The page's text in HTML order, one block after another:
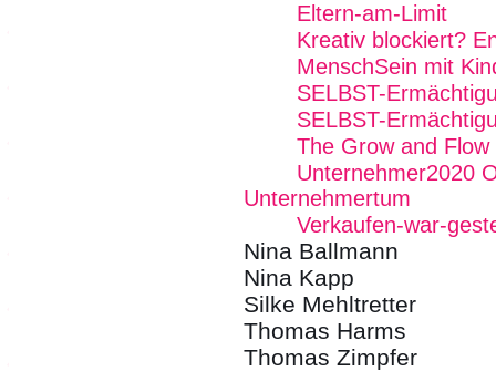
Eltern-am-Limit
Kreativ blockiert?
MenschSein mit
SELBST-
SELBST-
The Grow and
Unternehmer2020
Unternehmertum
Verkaufen-war-
Nina Ballmann
Nina Kapp
Silke Mehltretter
Thomas Harms
Thomas Zimpfer